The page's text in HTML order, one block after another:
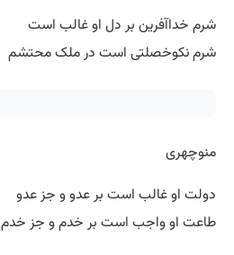
شرم خداآفرین بر دل او غالب است
شرم نکوخصلتی است در ملک محتشم
منوچهری
دولت او غالب است بر عدو و جز عدو
طاعت او واجب است بر خدم و جز خدم